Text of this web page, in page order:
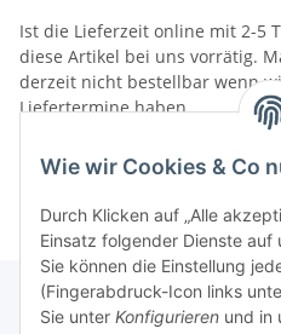
Wie wir Cookies & Co
Durch Klicken auf „Alle
Einsatz folgender Dienste auf
Sie können die Einstellung
(Fingerabdruck-Icon links
Sie unter Konfigurieren und in
Ist die Lieferzeit online mit 2-5
diese Artikel bei uns vorrätig.
derzeit nicht bestellbar wenn
Liefertermine haben.